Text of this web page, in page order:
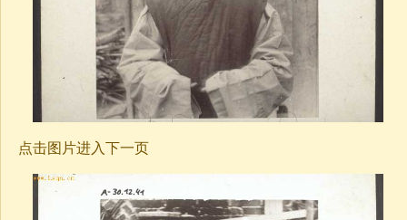
点击图片进入下一页